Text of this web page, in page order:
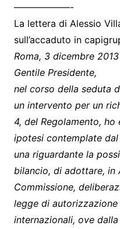
——————-
La lettera di Alessio
sull’accaduto in
Roma, 3 dicembre 2013
Gentile Presidente,
nel corso della seduta
un intervento per un
4, del Regolamento,
ipotesi contemplate
una riguardante la
bilancio, di adottare, in
Commissione,
legge di
internazionali, ove